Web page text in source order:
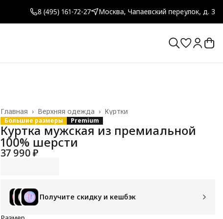
8 (495) 161-72-27 Москва, Чапаевский переулок, д. 3
Куртки
Верхняя одежда ›
Главная ›
Большие размеры Premium
Куртка мужская из премиальной
100% шерсти
37 990 ₽
Получите скидку и кешбэк